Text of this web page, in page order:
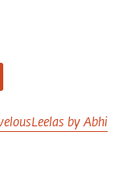
by Abhi